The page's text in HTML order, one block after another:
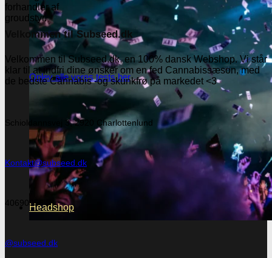
Oplev alle vores tests her
Headshop
Velkommen til Subseed.dk
Velkommen til Subseed.dk, en 100% dansk Webshop. Vi står
klar til at indfri dine ønsker om en fed Cannabissæson, med
de bedste Cannabis -og skunkfrø på markedet <3
Schioldannsvej 3, 2920 Charlottenlund
Kontakt@subseed.dk
40690956
@subseed.dk